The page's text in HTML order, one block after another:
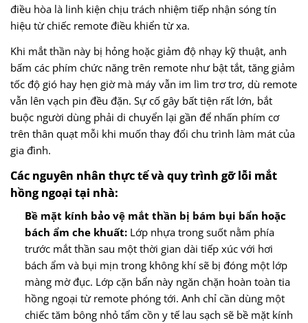
điều hòa là linh kiện chịu trách nhiệm tiếp nhận sóng tín
hiệu từ chiếc remote điều khiển từ xa.
Khi mắt thần này bị hỏng hoặc giảm độ nhạy kỹ thuật, anh
bấm các phím chức năng trên remote như bật tắt, tăng giảm
tốc độ gió hay hẹn giờ mà máy vẫn im lìm trơ trơ, dù remote
vẫn lên vạch pin đều đặn. Sự cố gây bất tiện rất lớn, bắt
buộc người dùng phải di chuyển lại gần để nhấn phím cơ
trên thân quạt mỗi khi muốn thay đổi chu trình làm mát của
gia đình.
Các nguyên nhân thực tế và quy trình gỡ lỗi mắt
hồng ngoại tại nhà:
Bề mặt kính bảo vệ mắt thần bị bám bụi bẩn hoặc
bách ẩm che khuất:Lớp nhựa trong suốt nằm phía
trước mắt thần sau một thời gian dài tiếp xúc với hơi
bách ẩm và bụi mịn trong không khí sẽ bị đóng một lớp
màng mờ đục. Lớp cặn bẩn này ngăn chặn hoàn toàn tia
hồng ngoại từ remote phóng tới. Anh chỉ cần dùng một
chiếc tăm bông nhỏ tẩm cồn y tế lau sạch sẽ bề mặt kính